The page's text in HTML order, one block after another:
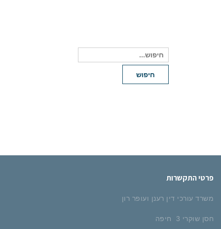
חיפוש
עבור:
חיפוש
פרטי התקשרות
משרד עורכי דין רענן ועופר רון
חסן שוקרי 3 חיפה